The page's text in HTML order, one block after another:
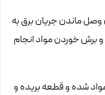
وصل ماندن جریان برق به
برش خوردن مواد انجام
شده و قطعه بریده و